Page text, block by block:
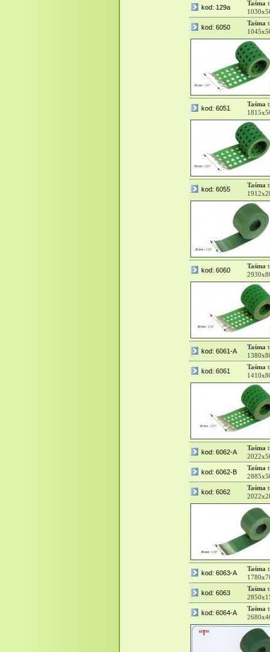
kod: 129a
Taśma
kod: 6050
Taśma
kod: 6051
Taśma
kod: 6055
Taśma
kod: 6060
Taśma
kod: 6061-A
Taśma
kod: 6061
Taśma
kod: 6062-A
Taśma
kod: 6062-B
Taśma
kod: 6062
Taśma
kod: 6063-A
Taśma
kod: 6063
Taśma
kod: 6064-A
Taśma